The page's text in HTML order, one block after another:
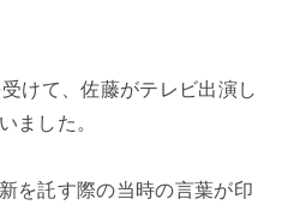
けて、佐藤がテレビ出演し
ました。
を託す際の当時の言葉が印